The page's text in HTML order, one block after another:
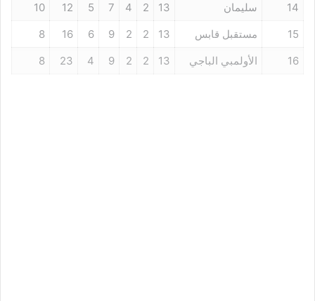
14 سليمان 13
2
4
7
5
12
10
15
مستقبل قابس 13
2
2
9
6
16
8
16
الأولمبي الباجي 13
2
2
9
4
23
8